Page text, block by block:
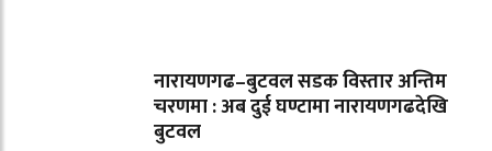
नारायणगढ–बुटवल सडक विस्तार अन्तिम
चरणमा : अब दुई घण्टामा नारायणगढदेखि
बुटवल